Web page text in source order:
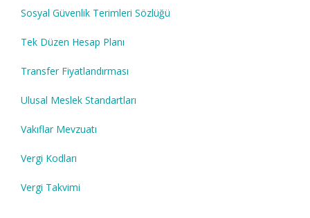
Sosyal Güvenlik Terimleri Sözlüğü
Tek Düzen Hesap Planı
Transfer Fiyatlandırması
Ulusal Meslek Standartları
Vakıflar Mevzuatı
Vergi Kodları
Vergi Takvimi